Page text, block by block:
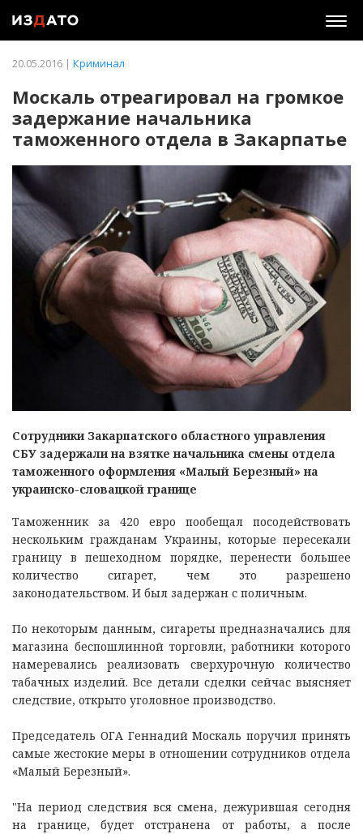
20.05.2016 | Криминал
Москаль отреагировал на громкое
задержание начальника
таможенного отдела в Закарпатье
Сотрудники Закарпатского областного управления
СБУ задержали на взятке начальника смены отдела
таможенного оформления «Малый Березный» на
украинско-словацкой границе
Таможенник за 420 евро пообещал посодействовать
нескольким гражданам Украины, которые пересекали
границу в пешеходном порядке, перенести большее
количество сигарет, чем это разрешено
законодательством. И был задержан с поличным.
По некоторым данным, сигареты предназначались для
магазина беспошлинной торговли, работники которого
намеревались реализовать сверхурочную количество
табачных изделий. Все детали сделки сейчас выясняет
следствие, открыто уголовное производство.
Председатель ОГА Геннадий Москаль поручил принять
самые жестокие меры в отношении сотрудников отдела
«Малый Березный».
"На период следствия вся смена, дежурившая сегодня
на границе, будет отстранена от работы, а после